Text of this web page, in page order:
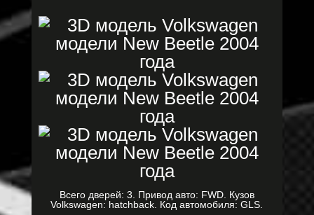
Всего дверей: 3. Привод авто: FWD. Кузов
Volkswagen: hatchback. Код автомобиля: GLS.